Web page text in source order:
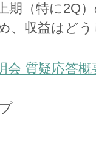
期（特に2Q
、収益はど
会 質疑応答概